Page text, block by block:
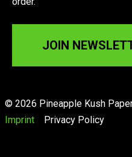
JOIN
© 2026 Pineapple Kush
Imprint
Privacy Policy